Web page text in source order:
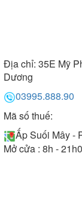
Địa chỉ: 35E Mỹ
Dương
03995.888.90
Mã số thuế:
Ấp Suối Mây -
Mở cửa : 8h -